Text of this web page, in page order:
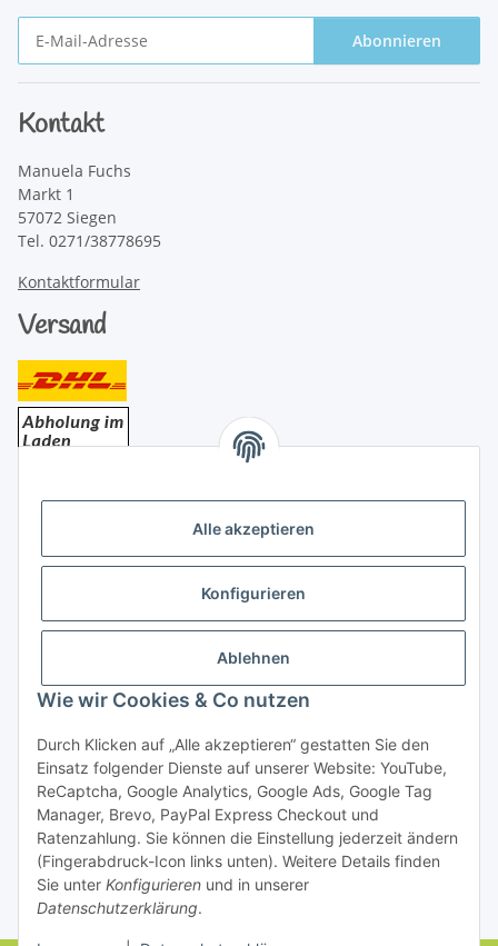
Alle akzeptieren
Konfigurieren
Ablehnen
Wie wir Cookies & Co nutzen
Durch Klicken auf „Alle akzeptieren“ gestatten Sie den
Einsatz folgender Dienste auf unserer Website: YouTube,
ReCaptcha, Google Analytics, Google Ads, Google Tag
Manager, Brevo, PayPal Express Checkout und
Ratenzahlung. Sie können die Einstellung jederzeit ändern
(Fingerabdruck-Icon links unten). Weitere Details finden
Sie unter Konfigurieren und in unserer
Datenschutzerklärung.
Abonnieren
Kontakt
Manuela Fuchs
Markt 1
57072 Siegen
Tel. 0271/38778695
Kontaktformular
Versand
Rechtliches
Vertrag widerrufen
* Alle Preise inkl. gesetzlicher USt., zzgl.